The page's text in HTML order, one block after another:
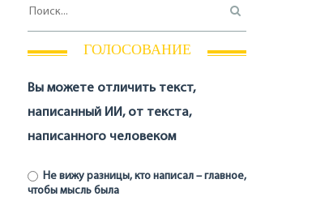
ГОЛОСОВАНИЕ
Вы можете отличить текст,
написанный ИИ, от текста,
написанного человеком
Не вижу разницы, кто написал – главное,
чтобы мысль была